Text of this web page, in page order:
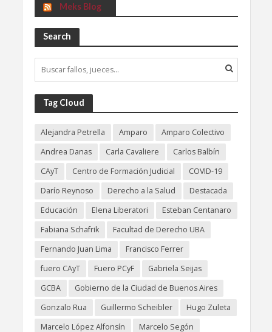
Meks Blog
Search
Tag Cloud
Alejandra Petrella Amparo
Amparo Colectivo
Andrea Danas
Carla Cavaliere
Carlos Balbín
CAyT
Centro de Formación Judicial
COVID-19
Darío Reynoso
Derecho a la Salud
Destacada
Educación
Elena Liberatori
Esteban Centanaro
Fabiana Schafrik
Facultad de Derecho UBA
Fernando Juan Lima
Francisco Ferrer
fuero CAyT
Fuero PCyF
Gabriela Seijas
GCBA
Gobierno de la Ciudad de Buenos Aires
Gonzalo Rua
Guillermo Scheibler
Hugo Zuleta
Marcelo López Alfonsín
Marcelo Segón